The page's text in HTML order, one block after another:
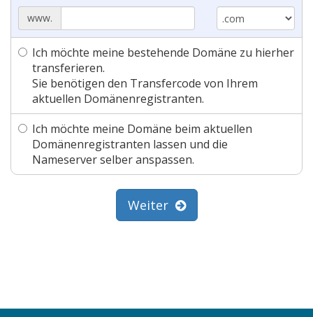
www.
Ich möchte meine bestehende Domäne zu hierher
transferieren.
Sie benötigen den Transfercode von Ihrem
aktuellen Domänenregistranten.
Ich möchte meine Domäne beim aktuellen
Domänenregistranten lassen und die
Nameserver selber anspassen.
Weiter